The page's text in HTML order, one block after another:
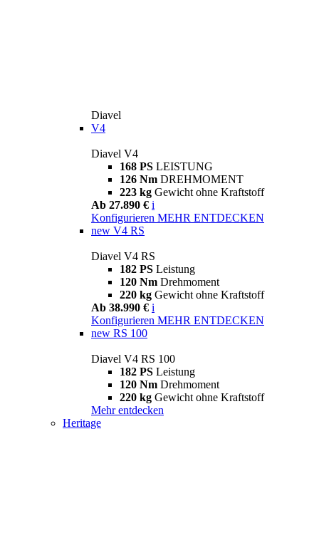
Diavel
V4
Diavel V4
168 PS LEISTUNG
126 Nm DREHMOMENT
223 kg Gewicht ohne Kraftstoff
Ab 27.890 € i
Konfigurieren MEHR ENTDECKEN
new V4 RS
Diavel V4 RS
182 PS Leistung
120 Nm Drehmoment
220 kg Gewicht ohne Kraftstoff
Ab 38.990 € i
Konfigurieren MEHR ENTDECKEN
new RS 100
Diavel V4 RS 100
182 PS Leistung
120 Nm Drehmoment
220 kg Gewicht ohne Kraftstoff
Mehr entdecken
Heritage